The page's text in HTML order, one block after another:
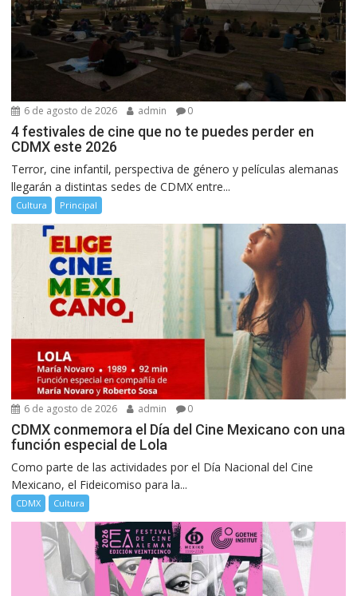
6 de agosto de 2026 admin 0
4 festivales de cine que no te puedes perder en
CDMX este 2026
Terror, cine infantil, perspectiva de género y películas alemanas
llegarán a distintas sedes de CDMX entre...
Cultura Principal
6 de agosto de 2026 admin 0
CDMX conmemora el Día del Cine Mexicano con una
función especial de Lola
Como parte de las actividades por el Día Nacional del Cine
Mexicano, el Fideicomiso para la...
CDMX Cultura